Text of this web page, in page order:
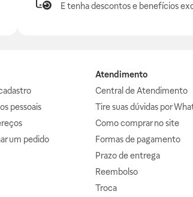
E tenha descontos e benefícios
pessoais
um pedido
Atendimento
Central de Atendimento
Tire suas dúvidas por
Como comprar no site
Formas de pagamento
Prazo de entrega
Reembolso
Troca